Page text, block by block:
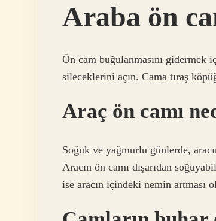
Araba ön
Ön cam buğulanmasını gidermek
sileceklerini açın. Cama tıraş
Araç ön camı
Soğuk ve yağmurlu günlerde,
Aracın ön camı dışarıdan
ise aracın içindeki nemin artması